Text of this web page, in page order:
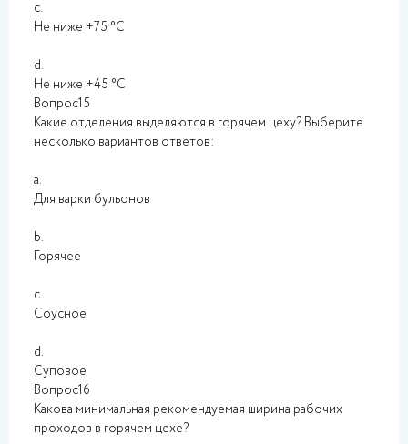
c.
Не ниже +75 °C
d.
Не ниже +45 °C
Вопрос15
Какие отделения выделяются в горячем цеху? Выберите
несколько вариантов ответов:
a.
Для варки бульонов
b.
Горячее
c.
Соусное
d.
Суповое
Вопрос16
Какова минимальная рекомендуемая ширина рабочих
проходов в горячем цехе?